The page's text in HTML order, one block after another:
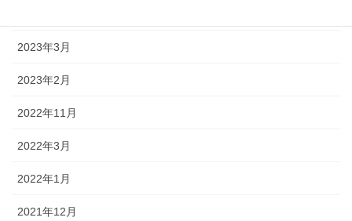
2023年3月
2023年2月
2022年11月
2022年3月
2022年1月
2021年12月